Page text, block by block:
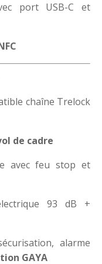
port USB-C et
chaîne Trelock
de cadre
avec feu stop et
93 dB +
alarme
GAYA